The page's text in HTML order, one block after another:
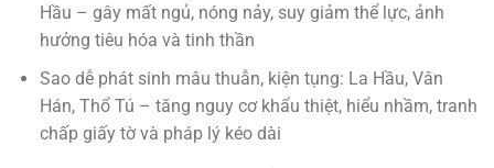
Hầu – gây mất ngủ, nóng nảy, suy giảm thể lực, ảnh
hưởng tiêu hóa và tinh thần
Sao dễ phát sinh mâu thuẫn, kiện tụng: La Hầu, Vân
Hán, Thổ Tú – tăng nguy cơ khẩu thiệt, hiểu nhầm, tranh
chấp giấy tờ và pháp lý kéo dài